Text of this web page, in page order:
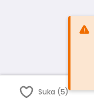
Suka (5)